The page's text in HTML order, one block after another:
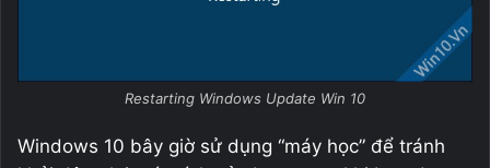
Restarting Windows Update Win 10
Windows 10 bây giờ sử dụng “máy học” để tránh